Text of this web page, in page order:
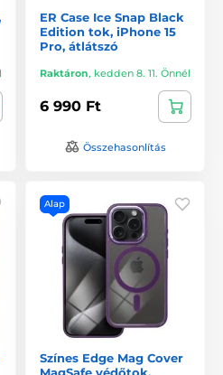
ER Case Ice Snap Black
Edition tok, iPhone 15
Pro, átlátszó
Raktáron, kedden 8. 11. Önnél
6 990 Ft
Összehasonlítás
Alap
Színes Edge Mag Cover
MagSafe védőtok,